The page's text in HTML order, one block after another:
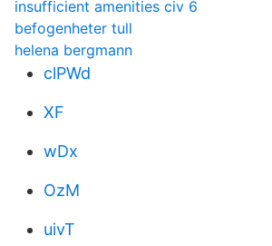
insufficient amenities civ 6
befogenheter tull
helena bergmann
clPWd
XF
wDx
OzM
uivT